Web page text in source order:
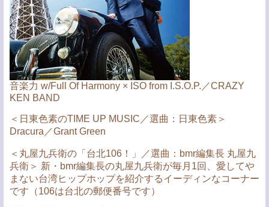
音楽力 w/Full Of Harmony × ISO from I.S.O.P.／CRAZY
KEN BAND
＜日東色素のTIME UP MUSIC／選曲：日東色素＞
Dracura／Grant Green
＜丸屋九兵衛の「台北106！」／選曲：bmr編集長 丸屋九
兵衛＞ 新・bmr編集長の丸屋九兵衛が毎月1回、愛してや
まない台湾ヒップホップを紹介するイーディンなコーナー
です（106は台北の郵便番号です）